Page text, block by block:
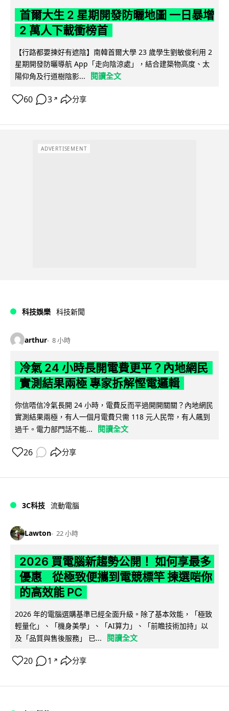
首爾大生 2 星期開發防曬地圖 一日暴增
2 萬人下載衝榜首
【行路都要揀好有遮陰】南韓首爾大學 23 歲學生劉敏俊利用 2
星期開發防曬導航 App「走向陰涼處」，結合建築物高度、太
陽仰角及行道樹陰影...
閱讀全文
60 3 ↗ 分享
ADVERTISEMENT
科技娛樂 科技新聞
arthur 8 小時
冷氣 24 小時長開電費更平？內地網民
實測結果兩極 專家拆解慳電邏輯
你信唔信冷氣長開 24 小時，電費反而平過開開關關？內地網民
實測結果兩極，有人一個月電費只需 118 元人民幣，有人飆到
過千。電力部門話不能...
閱讀全文
26 分享
3C科技 流動電腦
Lawton 22 小時
2026 買電腦新趨勢公開！ 如何享最多
優惠 從極致便攜到電競標竿 揀選啱你
的高效能 PC
2026 年的電腦選購基準已經全面升級。除了基本效能，「極致
輕量化」、「機身美學」、「AI算力」、「前瞻技術加持」以
及「品質與售後服務」 已...
閱讀全文
20 1 ↗ 分享